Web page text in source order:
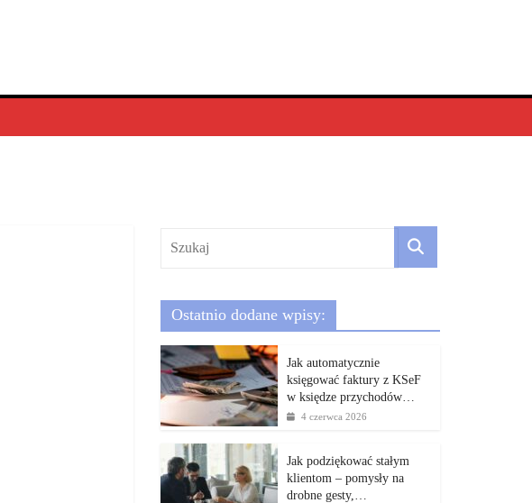
Ostatnio dodane wpisy:
Jak automatycznie
księgować faktury z KSeF
w księdze przychodów…
4 czerwca 2026
Jak podziękować stałym
klientom – pomysły na
drobne gesty,…